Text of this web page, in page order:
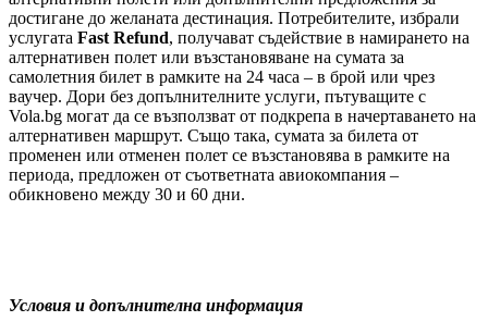
достигане до желаната дестинация. Потребителите, избрали
услугата Fast Refund, получават съдействие в намирането на
алтернативен полет или възстановяване на сумата за
самолетния билет в рамките на 24 часа – в брой или чрез
ваучер. Дори без допълнителните услуги, пътуващите с
Vola.bg могат да се възползват от подкрепа в начертаването на
алтернативен маршрут. Също така, сумата за билета от
променен или отменен полет се възстановява в рамките на
периода, предложен от съответната авиокомпания –
обикновено между 30 и 60 дни.
Условия и допълнителна информация